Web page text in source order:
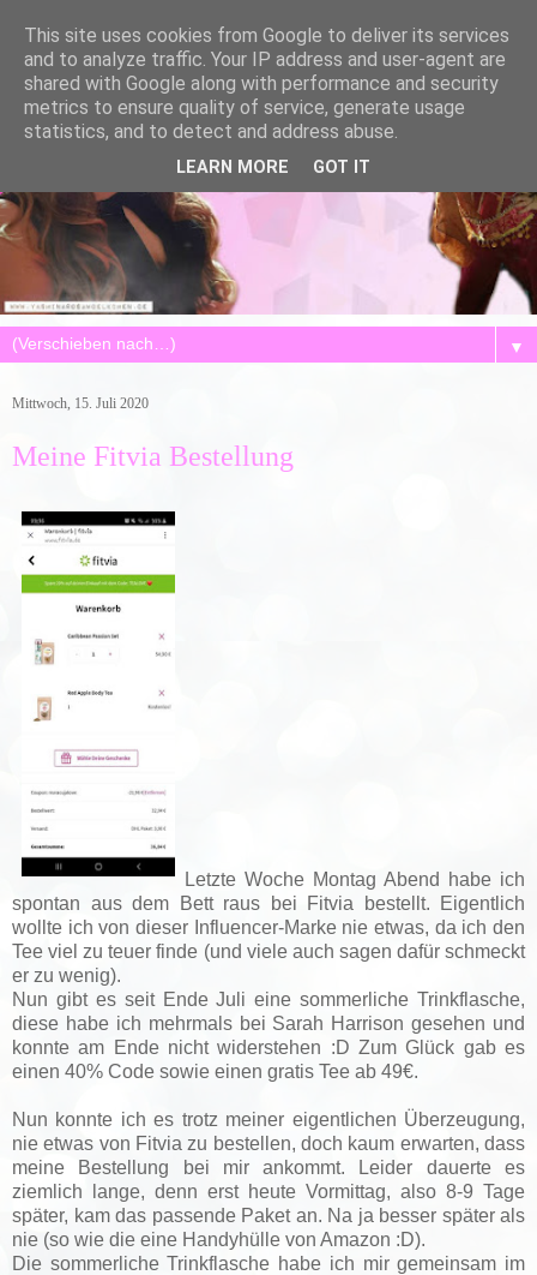
▼
Mittwoch, 15. Juli 2020
Meine Fitvia Bestellung
Letzte Woche Montag Abend habe ich
spontan aus dem Bett raus bei Fitvia bestellt. Eigentlich
wollte ich von dieser Influencer-Marke nie etwas, da ich den
Tee viel zu teuer finde (und viele auch sagen dafür schmeckt
er zu wenig).
Nun gibt es seit Ende Juli eine sommerliche Trinkflasche,
diese habe ich mehrmals bei Sarah Harrison gesehen und
konnte am Ende nicht widerstehen :D Zum Glück gab es
einen 40% Code sowie einen gratis Tee ab 49€.
Nun konnte ich es trotz meiner eigentlichen Überzeugung,
nie etwas von Fitvia zu bestellen, doch kaum erwarten, dass
meine Bestellung bei mir ankommt. Leider dauerte es
ziemlich lange, denn erst heute Vormittag, also 8-9 Tage
später, kam das passende Paket an. Na ja besser später als
nie (so wie die eine Handyhülle von Amazon :D).
Die sommerliche Trinkflasche habe ich mir gemeinsam im
This site uses cookies from Google to deliver its services
and to analyze traffic. Your IP address and user-agent are
shared with Google along with performance and security
metrics to ensure quality of service, generate usage
statistics, and to detect and address abuse.
LEARN MORE GOT IT